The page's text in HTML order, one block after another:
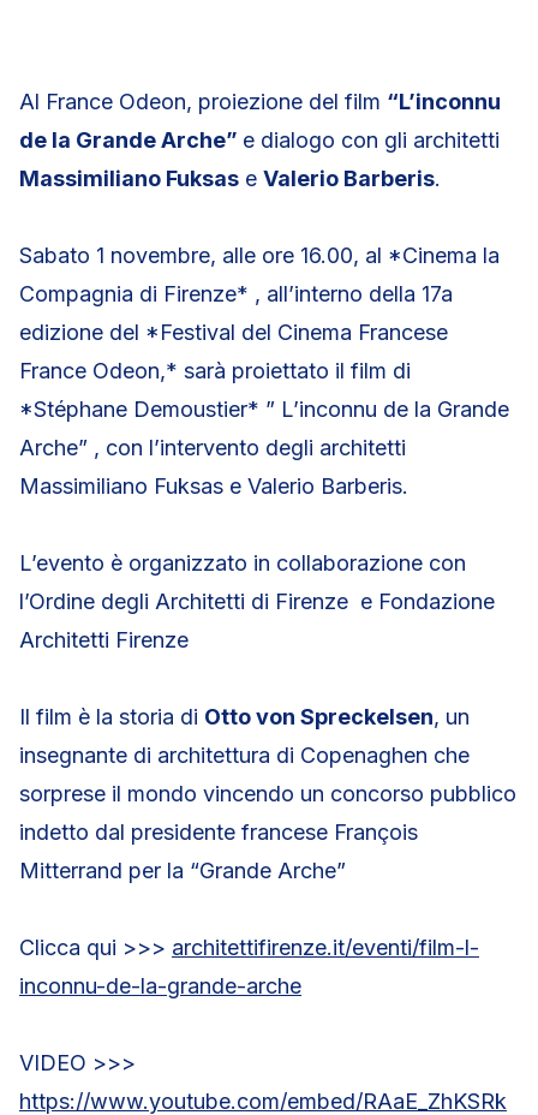
Al France Odeon, proiezione del film “L’inconnu
de la Grande Arche” e dialogo con gli architetti
Massimiliano Fuksas e Valerio Barberis.
Sabato 1 novembre, alle ore 16.00, al *Cinema la
Compagnia di Firenze* , all’interno della 17a
edizione del *Festival del Cinema Francese
France Odeon,* sarà proiettato il film di
*Stéphane Demoustier* ” L’inconnu de la Grande
Arche” , con l’intervento degli architetti
Massimiliano Fuksas e Valerio Barberis.
L’evento è organizzato in collaborazione con
l’Ordine degli Architetti di Firenze e Fondazione
Architetti Firenze
Il film è la storia di Otto von Spreckelsen, un
insegnante di architettura di Copenaghen che
sorprese il mondo vincendo un concorso pubblico
indetto dal presidente francese François
Mitterrand per la “Grande Arche”
Clicca qui >>> architettifirenze.it/eventi/film-l-
inconnu-de-la-grande-arche
VIDEO >>>
https://www.youtube.com/embed/RAaE_ZhKSRk